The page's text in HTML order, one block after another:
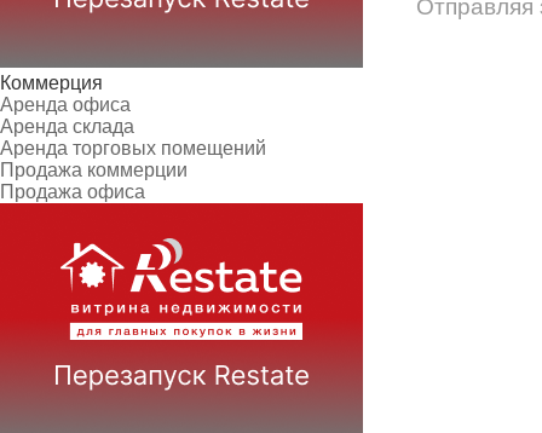
Коммерция
Аренда офиса
Аренда склада
Аренда торговых помещений
Продажа коммерции
Продажа офиса
Отправляя